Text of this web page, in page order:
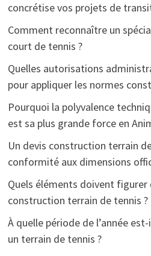
concrétise vos projets de
Comment reconnaître un
court de tennis ?
Quelles autorisations
pour appliquer les normes
Pourquoi la polyvalence
est sa plus grande force en
Un devis construction terrain
conformité aux dimensions
Quels éléments doivent figurer
construction terrain de tennis ?
À quelle période de l’année
un terrain de tennis ?